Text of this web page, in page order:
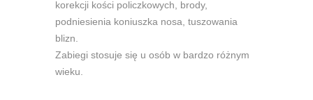
korekcji kości policzkowych, brody,
podniesienia koniuszka nosa, tuszowania
blizn.
Zabiegi stosuje się u osób w bardzo różnym
wieku.